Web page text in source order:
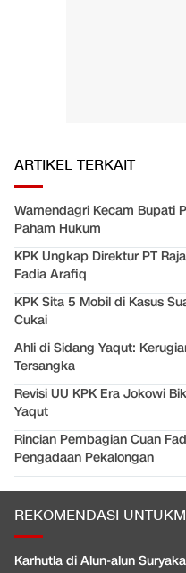
ARTIKEL TERKAIT
Wamendagri Kecam Bupati
Paham Hukum
KPK Ungkap Direktur PT
Fadia Arafiq
KPK Sita 5 Mobil di Kasus
Cukai
Ahli di Sidang Yaqut:
Tersangka
Revisi UU KPK Era Jokowi
Yaqut
Rincian Pembagian Cuan
Pengadaan Pekalongan
REKOMENDASI
Karhutla di Alun-alun